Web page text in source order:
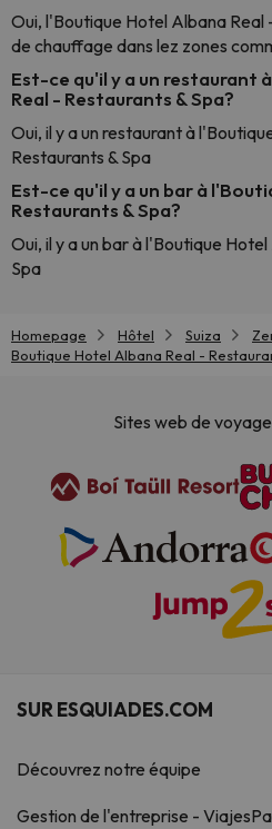
Oui, l'Boutique Hotel Albana Real
de chauffage dans lez zones
Est-ce qu'il y a un restaurant
Real - Restaurants & Spa?
Oui, il y a un restaurant à
Restaurants & Spa
Est-ce qu'il y a un bar à
Restaurants & Spa?
Oui, il y a un bar à l'Boutique
Spa
Homepage Hôtel Suiza
Boutique Hotel Albana Real -
Sites web de
SUR ESQUIADES.COM
Découvrez notre équipe
Gestion de l'entreprise -